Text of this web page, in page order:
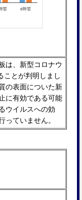
は、新型コロナウ
ことが判明しまし
の表⾯についた新
に有効である可能
ウイルスへの効
っていません。